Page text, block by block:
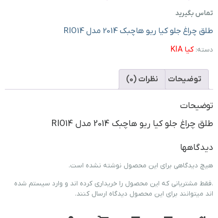
تماس بگیرید
طلق چراغ جلو کیا ریو هاچبک 2014 مدل RIO14
دسته:کیا KIA
توضیحات نظرات (0)
توضیحات
طلق چراغ جلو کیا ریو هاچبک 2014 مدل RIO14
دیدگاهها
هیچ دیدگاهی برای این محصول نوشته نشده است.
.فقط مشتریانی که این محصول را خریداری کرده اند و وارد سیستم شده
اند میتوانند برای این محصول دیدگاه ارسال کنند.